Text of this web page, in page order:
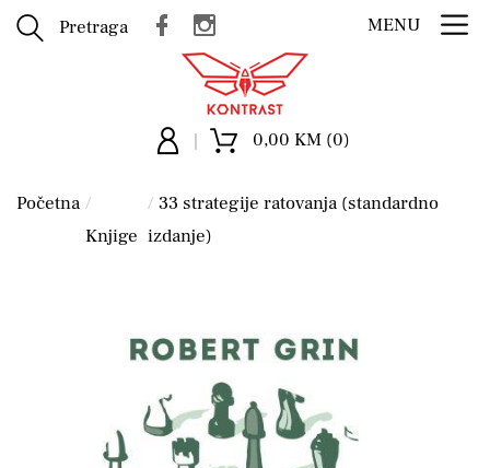
Pretraga MENU
0,00 KM (0)
Početna
Knjige
33 strategije ratovanja (standardno
izdanje)